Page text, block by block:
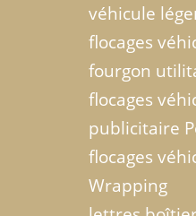
véhicule
flocages
fourgon
flocages
publicitaire
flocages
Wrapping